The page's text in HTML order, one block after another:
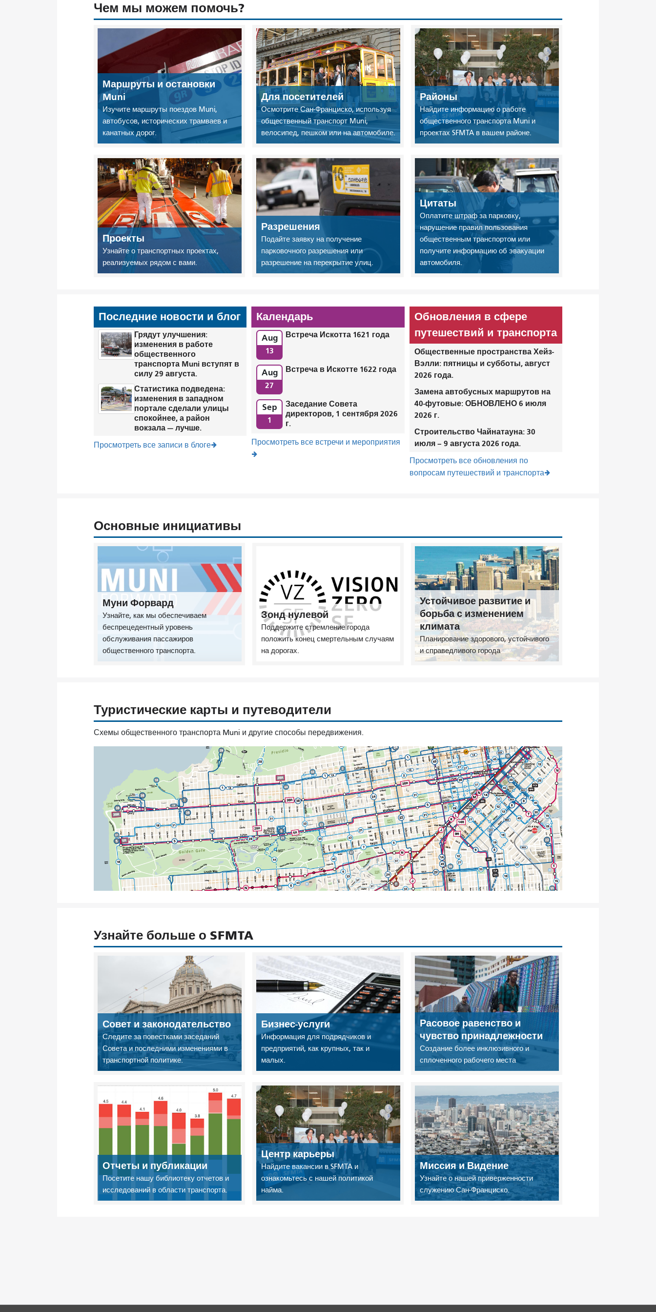
Чем мы можем помочь?
Маршруты и остановки
Muni
Изучите маршруты поездов Muni,
автобусов, исторических трамваев и
канатных дорог.
Для посетителей
Осмотрите Сан-Франциско, используя
общественный транспорт Muni,
велосипед, пешком или на автомобиле.
Районы
Найдите информацию о работе
общественного транспорта Muni и
проектах SFMTA в вашем районе.
Проекты
Узнайте о транспортных проектах,
реализуемых рядом с вами.
Разрешения
Подайте заявку на получение
парковочного разрешения или
разрешение на перекрытие улиц.
Цитаты
Оплатите штраф за парковку,
нарушение правил пользования
общественным транспортом или
получите информацию об эвакуации
автомобиля.
Последние новости и блог
Грядут улучшения:
изменения в работе
общественного
транспорта Muni вступят в
силу 29 августа.
Статистика подведена:
изменения в западном
портале сделали улицы
спокойнее, а район
вокзала — лучше.
Просмотреть все записи в блоге
Календарь
Aug
13
Встреча Искотта 1621 года
Aug
27
Встреча в Искотте 1622 года
Sep
1
Заседание Совета
директоров, 1 сентября 2026
г.
Просмотреть все встречи и мероприятия
Обновления в сфере
путешествий и транспорта
Общественные пространства Хейз-
Вэлли: пятницы и субботы, август
2026 года.
Замена автобусных маршрутов на
40-футовые: ОБНОВЛЕНО 6 июля
2026 г.
Строительство Чайнатауна: 30
июля – 9 августа 2026 года.
Просмотреть все обновления по
вопросам путешествий и транспорта
Основные инициативы
Муни Форвард
Узнайте, как мы обеспечиваем
беспрецедентный уровень
обслуживания пассажиров
общественного транспорта.
Зонд нулевой
Поддержите стремление города
положить конец смертельным случаям
на дорогах.
Устойчивое развитие и
борьба с изменением
климата
Планирование здорового, устойчивого
и справедливого города
Туристические карты и путеводители
Схемы общественного транспорта Muni и другие способы передвижения.
Узнайте больше о SFMTA
Совет и законодательство
Следите за повестками заседаний
Совета и последними изменениями в
транспортной политике.
Бизнес-услуги
Информация для подрядчиков и
предприятий, как крупных, так и
малых.
Расовое равенство и
чувство принадлежности
Создание более инклюзивного и
сплоченного рабочего места
Отчеты и публикации
Посетите нашу библиотеку отчетов и
исследований в области транспорта.
Центр карьеры
Найдите вакансии в SFMTA и
ознакомьтесь с нашей политикой
найма.
Миссия и Видение
Узнайте о нашей приверженности
служению Сан-Франциско.